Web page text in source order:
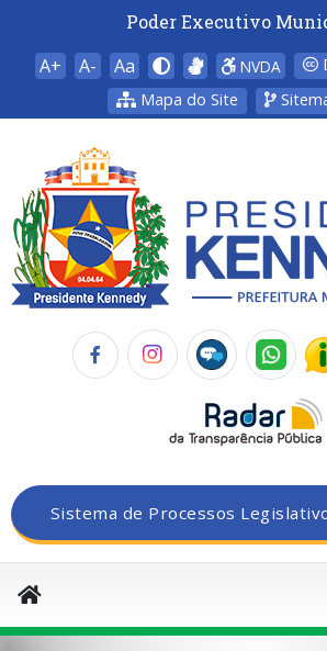
Poder Executivo
A+ A- Aa NVDA
Mapa do Site
Sistema de Processos